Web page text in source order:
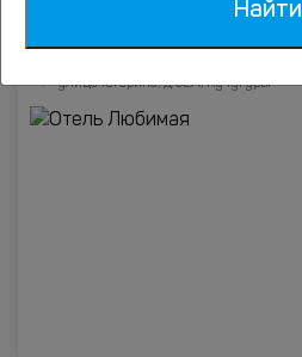
Отель Любимая
улица Гагарина, д.52А, Кучугуры
Найти